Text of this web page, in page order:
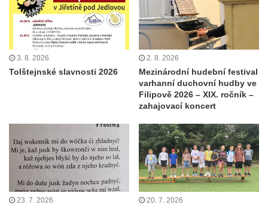
3. 8. 2026
Tolštejnské slavnosti 2026
2. 8. 2026
Mezinárodní hudební festival
varhanní duchovní hudby ve
Filipově 2026 – XIX. ročník –
zahajovací koncert
23. 7. 2026 20. 7. 2026